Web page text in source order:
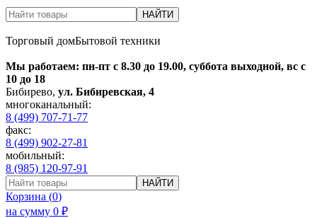
НАЙТИ
Торговый домБытовой техники
Мы работаем: пн-пт с 8.30 до 19.00, суббота выходной, вс с
10 до 18
Бибирево, ул. Бибиревская, 4
многоканальный:
8 (499) 707-71-77
факс:
8 (499) 902-27-81
мобильный:
8 (985) 120-97-91
НАЙТИ
Корзина (0)
на сумму 0 ₽